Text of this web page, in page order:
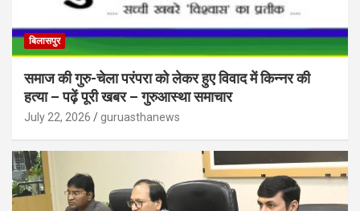
बिलासपुर
समाज की गुरु-चेला परंपरा को लेकर हुए विवाद में किन्नर की
हत्या – पढ़ें पूरी खबर – गुरुआस्था समाचार
July 22, 2026 guruasthanews